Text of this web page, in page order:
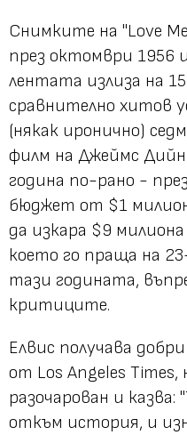
Снимките на "Love
през октомври 1956
лентата излиза на
сравнително хитов
(някак иронично)
филм на Джеймс
година по-рано -
бюджет от $1 милион
да изкара $9
което го праща на
тази годината,
критиците.
Елвис получава
от Los Angeles
разочарован и
откъм история, и